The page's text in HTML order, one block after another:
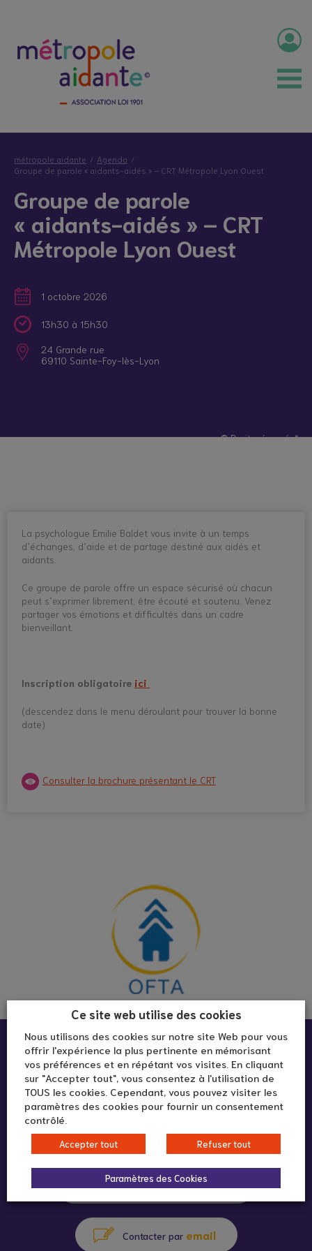
métropole aidante
Agenda
Groupe de parole « aidants-aidés » – CRT Métropole Lyon Ouest
Groupe de parole
« aidants-aidés » – CRT
Métropole Lyon Ouest
1 octobre 2026
13h30 à 15h30
24 Grande rue
69110 Sainte-Foy-lès-Lyon
© Droits réservés*
La psychologue Emilie Baldet vous invite à un temps
d’échanges, d’aide et de partage destiné aux aidés et
aidants.
Ce groupe de parole offre un espace sécurisé où chacun
peut s’exprimer librement, être écouté et soutenu. Venez
partager vos émotions et difficultés dans un cadre
bienveillant.
Inscription obligatoire ici
(descendez dans le menu déroulant pour trouver la bonne
date)
Consulter la brochure présentant le CRT
Infos pratiques :
Salle Petit Prince
24 Grande rue
69110 Sainte-Foy-lès-Lyon
appeler au04 78 59 11 64
Contacter par email
Ce site web utilise des cookies
Nous utilisons des cookies sur notre site Web pour vous
offrir l'expérience la plus pertinente en mémorisant
vos préférences et en répétant vos visites. En cliquant
sur "Accepter tout", vous consentez à l'utilisation de
TOUS les cookies. Cependant, vous pouvez visiter les
paramètres des cookies pour fournir un consentement
contrôlé.
Accepter tout Refuser tout
Paramètres des Cookies